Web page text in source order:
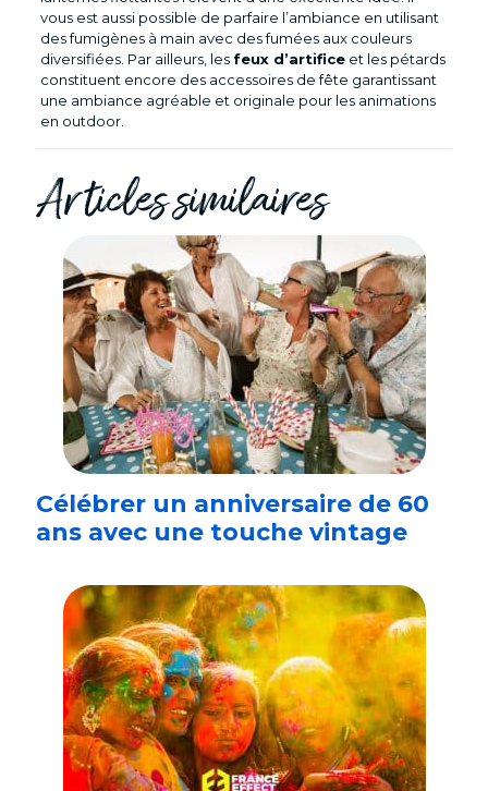
vous est aussi possible de parfaire l’ambiance en utilisant
des fumigènes à main avec des fumées aux couleurs
diversifiées. Par ailleurs, les feux d’artificeet les pétards
constituent encore des accessoires de fête garantissant
une ambiance agréable et originale pour les animations
en outdoor.
Articles similaires
Célébrer un anniversaire de 60
ans avec une touche vintage